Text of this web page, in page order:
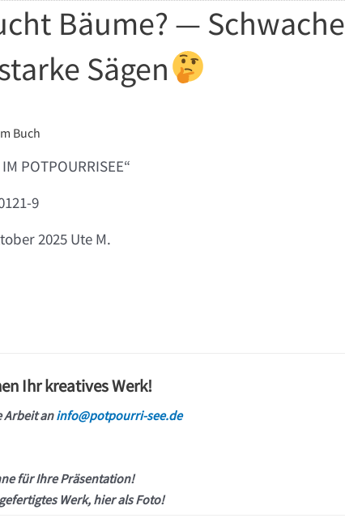
Bäume? — Schwache
Sägen
Buch
POTPOURRISEE“
9
2025 Ute M.
Ihr kreatives Werk!
Arbeit aninfo@potpourri-see.de
für Ihre Präsentation!
Werk, hier als Foto!